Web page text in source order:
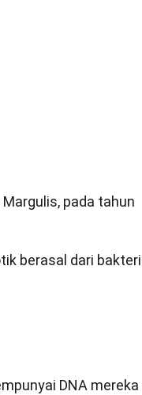
pada tahun
berasal dari
DNA mereka